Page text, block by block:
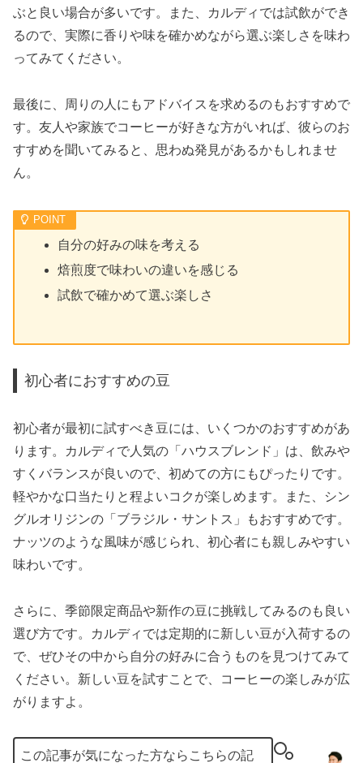
ぶと良い場合が多いです。また、カルディでは試飲ができ
るので、実際に香りや味を確かめながら選ぶ楽しさを味わ
ってみてください。
最後に、周りの人にもアドバイスを求めるのもおすすめで
す。友人や家族でコーヒーが好きな方がいれば、彼らのお
すすめを聞いてみると、思わぬ発見があるかもしれませ
ん。
自分の好みの味を考える
焙煎度で味わいの違いを感じる
試飲で確かめて選ぶ楽しさ
初心者におすすめの豆
初心者が最初に試すべき豆には、いくつかのおすすめがあ
ります。カルディで人気の「ハウスブレンド」は、飲みや
すくバランスが良いので、初めての方にもぴったりです。
軽やかな口当たりと程よいコクが楽しめます。また、シン
グルオリジンの「ブラジル・サントス」もおすすめです。
ナッツのような風味が感じられ、初心者にも親しみやすい
味わいです。
さらに、季節限定商品や新作の豆に挑戦してみるのも良い
選び方です。カルディでは定期的に新しい豆が入荷するの
で、ぜひその中から自分の好みに合うものを見つけてみて
ください。新しい豆を試すことで、コーヒーの楽しみが広
がりますよ。
この記事が気になった方ならこちらの記